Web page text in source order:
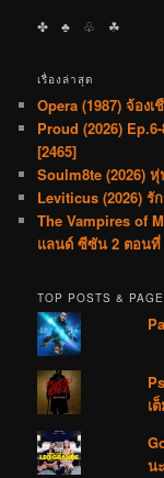
✤ ♣︎ ♧ ☘︎
เรื่องล่าสุด
Opera (1987) จ้องเ
Proud (2026)
[2465]
Soulm8te (2026)
Leviticus (2026) รั
The Vampires of
แลนด์ ซีซัน 2 ตอนที่
TOP POSTS &
เ
น